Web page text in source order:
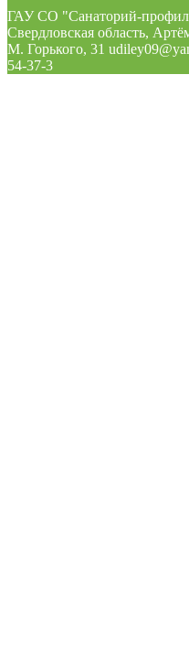
ГАУ СО "Санаторий-
Свердловская область,
М. Горького, 31
54-37-3